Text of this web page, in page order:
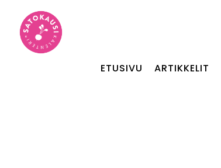
ETUSIVU ARTIKKELIT